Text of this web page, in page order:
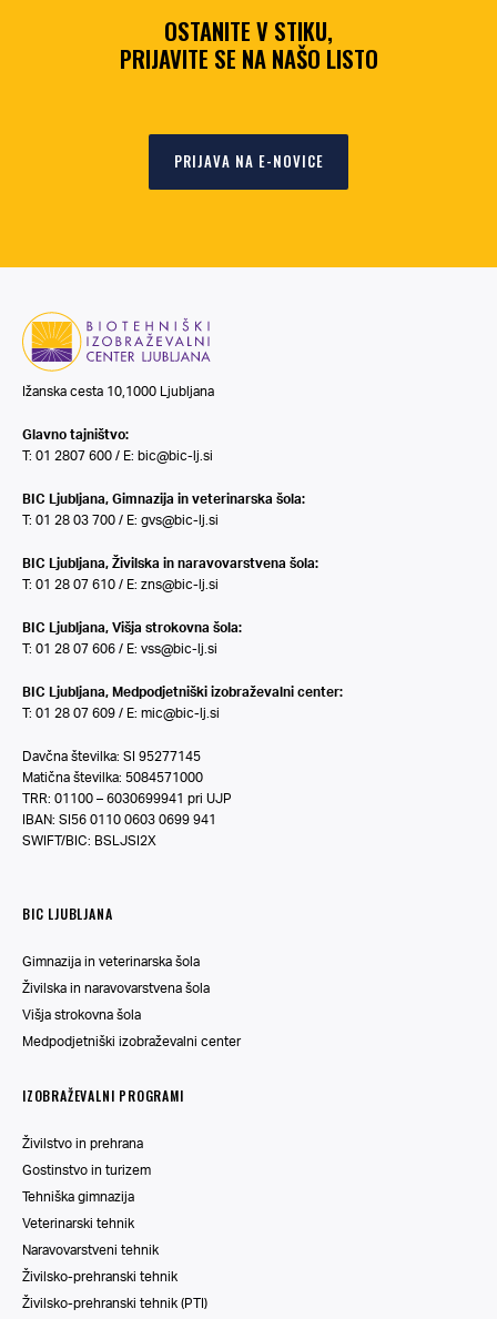
OSTANITE V STIKU,
PRIJAVITE SE NA NAŠO LISTO
PRIJAVA NA E-NOVICE
Ižanska cesta 10,1000 Ljubljana
Glavno tajništvo:
T: 01 2807 600 / E: bic@bic-lj.si
BIC Ljubljana, Gimnazija in veterinarska šola:
T: 01 28 03 700 / E: gvs@bic-lj.si
BIC Ljubljana, Živilska in naravovarstvena šola:
T: 01 28 07 610 / E: zns@bic-lj.si
BIC Ljubljana, Višja strokovna šola:
T: 01 28 07 606 / E: vss@bic-lj.si
BIC Ljubljana, Medpodjetniški izobraževalni center:
T: 01 28 07 609 / E: mic@bic-lj.si
Davčna številka: SI 95277145
Matična številka: 5084571000
TRR: 01100 – 6030699941 pri UJP
IBAN: SI56 0110 0603 0699 941
SWIFT/BIC: BSLJSI2X
BIC LJUBLJANA
Gimnazija in veterinarska šola
Živilska in naravovarstvena šola
Višja strokovna šola
Medpodjetniški izobraževalni center
IZOBRAŽEVALNI PROGRAMI
Živilstvo in prehrana
Gostinstvo in turizem
Tehniška gimnazija
Veterinarski tehnik
Naravovarstveni tehnik
Živilsko-prehranski tehnik
Živilsko-prehranski tehnik (PTI)